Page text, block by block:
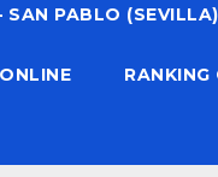
SAN PABLO (SEVILLA)
RANKING